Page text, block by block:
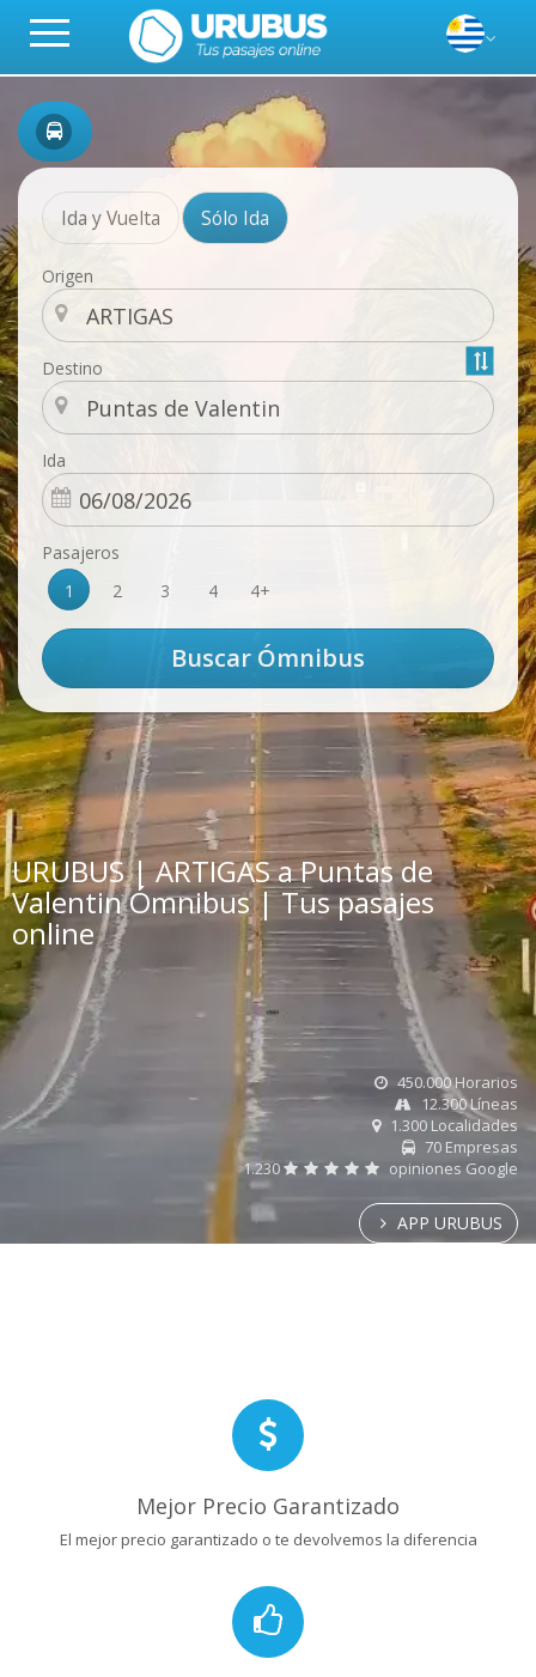
Ida y Vuelta Sólo Ida
Origen
Destino
Ida
Pasajeros
1
2 3 4 4+
URUBUS | ARTIGAS a Puntas de
Valentin Ómnibus | Tus pasajes
online
450.000 Horarios
12.300 Líneas
1.300 Localidades
70 Empresas
1.230
opiniones Google
APP URUBUS
Mejor Precio Garantizado
El mejor precio garantizado o te devolvemos la diferencia